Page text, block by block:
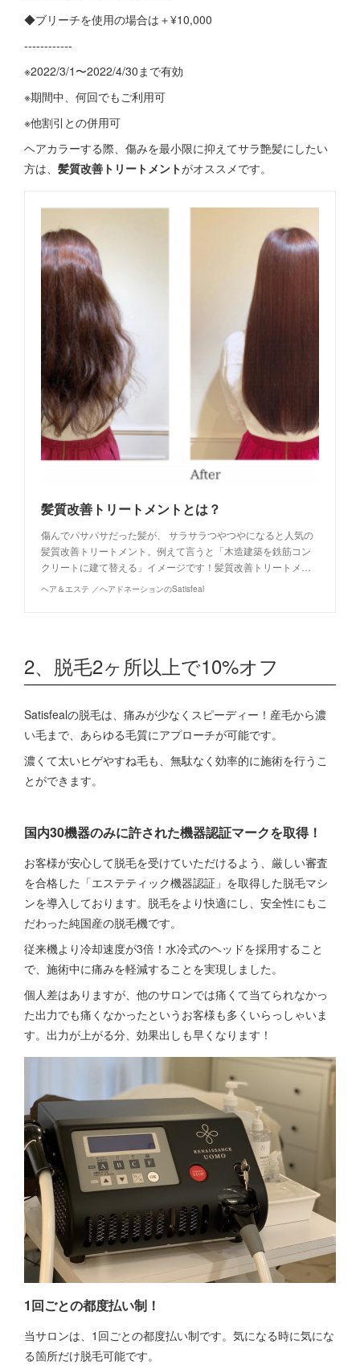
◆ブリーチを使用の場合は＋¥10,000
------------
※2022/3/1〜2022/4/30まで有効
※期間中、何回でもご利用可
※他割引との併用可
ヘアカラーする際、傷みを最小限に抑えてサラ艶髪にしたい
方は、 髪質改善トリートメントがオススメです。
髪質改善トリートメントとは？
傷んでパサパサだった髪が、 サラサラつやつやになると人気の
髪質改善トリートメント。例えて言うと「木造建築を鉄筋コン
クリートに建て替える」イメージです！髪質改善トリートメ…
ヘア＆エステ ／ヘアドネーションのSatisfeal
2、脱毛2ヶ所以上で10%オフ
Satisfealの脱毛は、痛みが少なくスピーディー！産毛から濃
い毛まで、あらゆる毛質にアプローチが可能です。
濃くて太いヒゲやすね毛も、無駄なく効率的に施術を行うこ
とができます。
国内30機器のみに許された機器認証マークを取得！
お客様が安心して脱毛を受けていただけるよう、厳しい審査
を合格した「エステティック機器認証」を取得した脱毛マシ
ンを導入しております。脱毛をより快適にし、安全性にもこ
だわった純国産の脱毛機です。
従来機より冷却速度が3倍！水冷式のヘッドを採用すること
で、施術中に痛みを軽減することを実現しました。
個人差はありますが、他のサロンでは痛くて当てられなかっ
た出力でも痛くなかったというお客様も多くいらっしゃいま
す。出力が上がる分、効果出しも早くなります！
1回ごとの都度払い制！
当サロンは、1回ごとの都度払い制です。気になる時に気にな
る箇所だけ脱毛可能です。